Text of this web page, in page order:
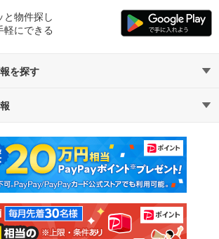
と物件探し
軽にできる
を探す
中古マンション
中古一戸建て
土地
教えて！住まいの先生